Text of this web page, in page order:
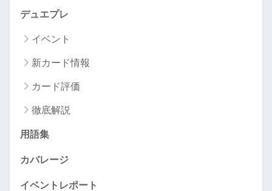
デュエプレ
イベント
新カード情報
カード評価
徹底解説
用語集
カバレージ
イベントレポート